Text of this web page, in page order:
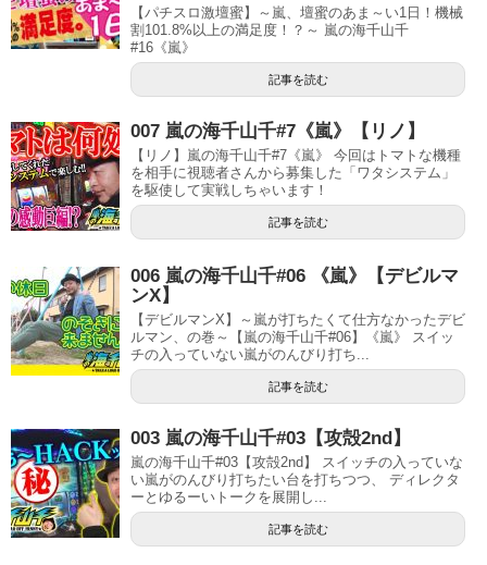
【パチスロ激壇蜜】～嵐、壇蜜のあま～い1日！機械
割101.8%以上の満足度！？～ 嵐の海千山千
#16《嵐》
記事を読む
007 嵐の海千山千#7《嵐》【リノ】
【リノ】嵐の海千山千#7《嵐》 今回はトマトな機種
を相手に視聴者さんから募集した「ワタシステム」
を駆使して実戦しちゃいます！
記事を読む
006 嵐の海千山千#06 《嵐》【デビルマ
ンΧ】
【デビルマンΧ】～嵐が打ちたくて仕方なかったデビ
ルマン、の巻～【嵐の海千山千#06】《嵐》 スイッ
チの入っていない嵐がのんびり打ち...
記事を読む
003 嵐の海千山千#03【攻殻2nd】
嵐の海千山千#03【攻殻2nd】 スイッチの入っていな
い嵐がのんびり打ちたい台を打ちつつ、 ディレクタ
ーとゆるーいトークを展開し...
記事を読む